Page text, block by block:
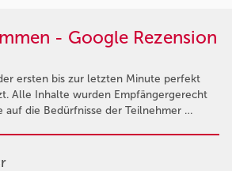
- Google Rezension
ersten bis zur letzten Minute perfekt
Alle Inhalte wurden Empfängergerecht
auf die Bedürfnisse der Teilnehmer …